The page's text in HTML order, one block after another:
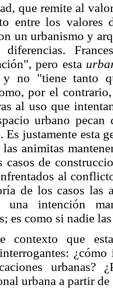
que remite al
entre los
un urbanismo y
diferencias.
pero esta
no "tiene tanto
por el
al uso que
urbano
Es justamente esta
animitas
casos de
al
de los casos las
una intención
es como si nadie
contexto que
urbanas?
urbana a partir